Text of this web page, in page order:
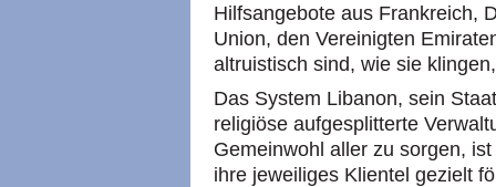
Hilfsangebote aus Frankreich,
Union, den Vereinigten
altruistisch sind, wie sie
Das System Libanon, sein
religiöse aufgesplitterte
Gemeinwohl aller zu sorgen,
ihre jeweiliges Klientel gezielt